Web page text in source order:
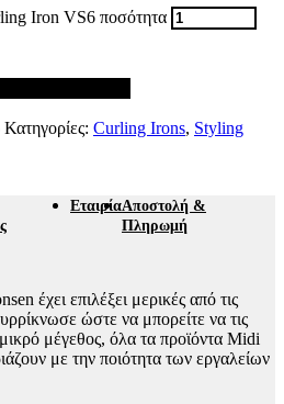
Iron VS6 ποσότητα
Κατηγορίες: Curling Irons, Styling
ΕταιρίαΑποστολή &
Πληρωμή
έχει επιλέξει μερικές από τις
ώστε να μπορείτε να τις
μέγεθος, όλα τα προϊόντα Midi
με την ποιότητα των εργαλείων